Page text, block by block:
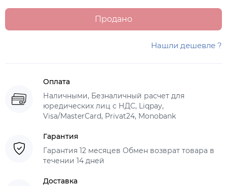
Продано
Нашли дешевле ?
Оплата
Наличными, Безналичный расчет для
юредических лиц с НДС, Liqpay,
Visa/MasterCard, Privat24, Monobank
Гарантия
Гарантия 12 месяцев Обмен возврат товара в
течении 14 дней
Доставка